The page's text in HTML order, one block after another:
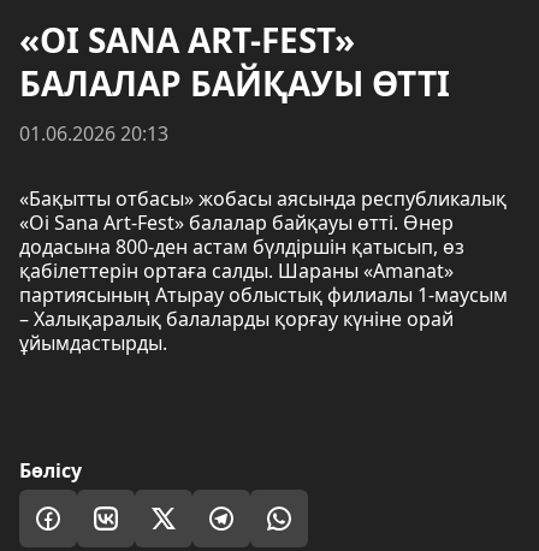
«OI SANA ART-FEST»
БАЛАЛАР БАЙҚАУЫ ӨТТІ
01.06.2026 20:13
«Бақытты отбасы» жобасы аясында республикалық
«Oi Sana Art-Fest» балалар байқауы өтті. Өнер
додасына 800-ден астам бүлдіршін қатысып, өз
қабілеттерін ортаға салды. Шараны «Amanat»
партиясының Атырау облыстық филиалы 1-маусым
– Халықаралық балаларды қорғау күніне орай
ұйымдастырды.
Бөлісу